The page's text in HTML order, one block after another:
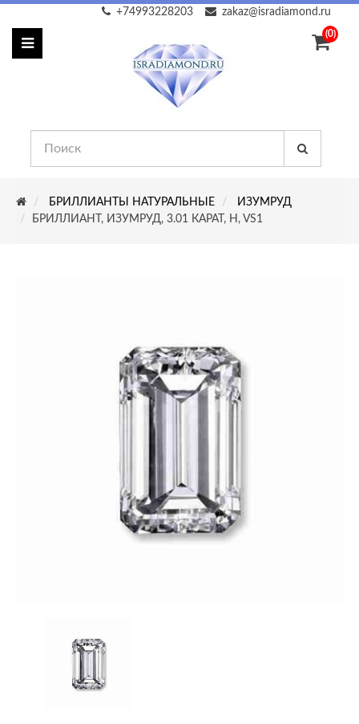
zakaz@isradiamond.ru
+74993228203
(0)
БРИЛЛИАНТЫ НАТУРАЛЬНЫЕ
ИЗУМРУД
БРИЛЛИАНТ, ИЗУМРУД, 3.01 КАРАТ, H, VS1